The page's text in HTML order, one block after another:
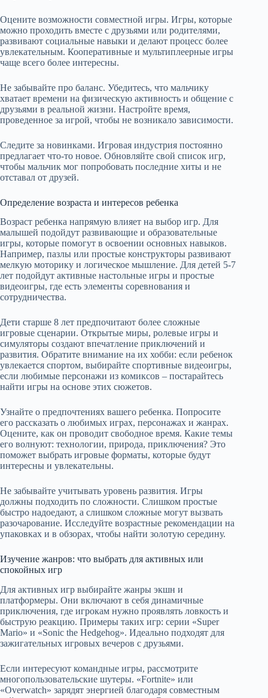
Оцените возможности совместной игры. Игры, которые
можно проходить вместе с друзьями или родителями,
развивают социальные навыки и делают процесс более
увлекательным. Кооперативные и мультиплеерные игры
чаще всего более интересны.
Не забывайте про баланс. Убедитесь, что мальчику
хватает времени на физическую активность и общение с
друзьями в реальной жизни. Настройте время,
проведенное за игрой, чтобы не возникало зависимости.
Следите за новинками. Игровая индустрия постоянно
предлагает что-то новое. Обновляйте свой список игр,
чтобы мальчик мог попробовать последние хиты и не
отставал от друзей.
Определение возраста и интересов ребенка
Возраст ребенка напрямую влияет на выбор игр. Для
малышей подойдут развивающие и образовательные
игры, которые помогут в освоении основных навыков.
Например, пазлы или простые конструкторы развивают
мелкую моторику и логическое мышление. Для детей 5-7
лет подойдут активные настольные игры и простые
видеоигры, где есть элементы соревнования и
сотрудничества.
Дети старше 8 лет предпочитают более сложные
игровые сценарии. Открытые миры, ролевые игры и
симуляторы создают впечатление приключений и
развития. Обратите внимание на их хобби: если ребенок
увлекается спортом, выбирайте спортивные видеоигры,
если любимые персонажи из комиксов – постарайтесь
найти игры на основе этих сюжетов.
Узнайте о предпочтениях вашего ребенка. Попросите
его рассказать о любимых играх, персонажах и жанрах.
Оцените, как он проводит свободное время. Какие темы
его волнуют: технологии, природа, приключения? Это
поможет выбрать игровые форматы, которые будут
интересны и увлекательны.
Не забывайте учитывать уровень развития. Игры
должны подходить по сложности. Слишком простые
быстро надоедают, а слишком сложные могут вызвать
разочарование. Исследуйте возрастные рекомендации на
упаковках и в обзорах, чтобы найти золотую середину.
Изучение жанров: что выбрать для активных или
спокойных игр
Для активных игр выбирайте жанры экшн и
платформеры. Они включают в себя динамичные
приключения, где игрокам нужно проявлять ловкость и
быструю реакцию. Примеры таких игр: серии «Super
Mario» и «Sonic the Hedgehog». Идеально подходят для
зажигательных игровых вечеров с друзьями.
Если интересуют командные игры, рассмотрите
многопользовательские шутеры. «Fortnite» или
«Overwatch» зарядят энергией благодаря совместным